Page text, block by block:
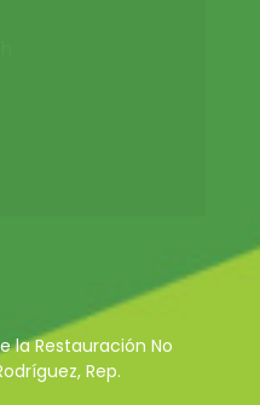
la Restauración No
Rep.